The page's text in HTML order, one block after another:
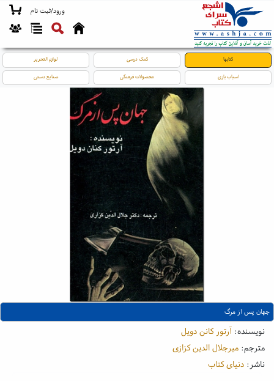
ورود/ثبت نام
کتابها کمک درسی لوازم التحریر
اسباب بازی محصولات فرهنگی صنایع دستی
جهان پس از مرگ
نویسنده: آرتور کانن دویل
مترجم: میرجلال الدین کزازی
ناشر: دنیای کتاب